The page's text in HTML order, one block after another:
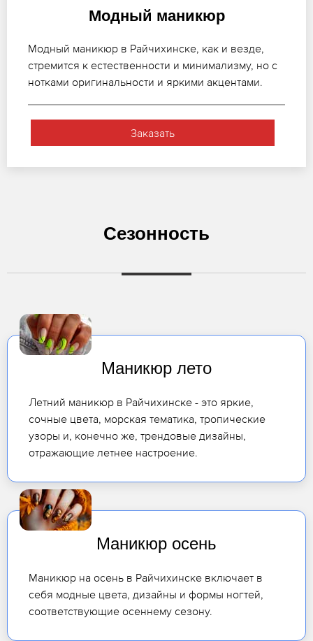
Модный маникюр
Модный маникюр в Райчихинске, как и везде,
стремится к естественности и минимализму, но с
нотками оригинальности и яркими акцентами.
Заказать
Сезонность
Маникюр лето
Летний маникюр в Райчихинске - это яркие,
сочные цвета, морская тематика, тропические
узоры и, конечно же, трендовые дизайны,
отражающие летнее настроение.
Маникюр осень
Маникюр на осень в Райчихинске включает в
себя модные цвета, дизайны и формы ногтей,
соответствующие осеннему сезону.